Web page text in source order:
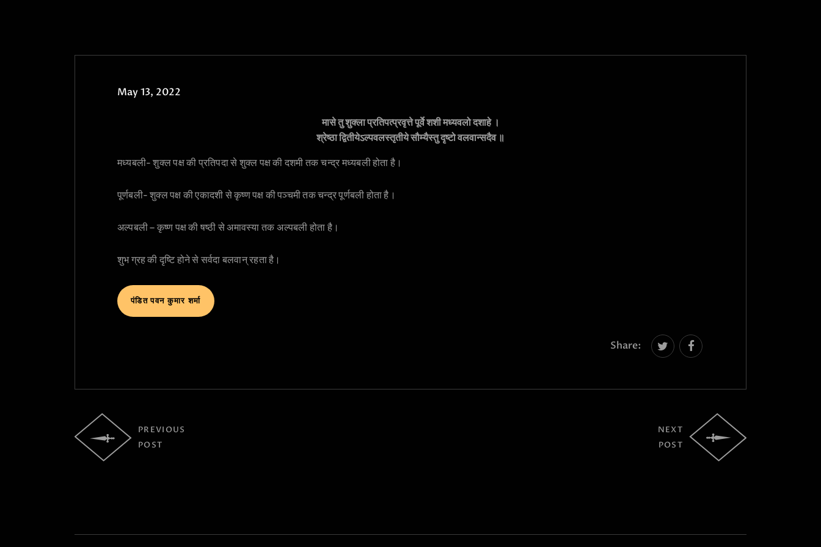
May 13, 2022
मासे तु शुक्ला प्रतिपत्प्रवृत्ते पूर्वे शशी मध्यवलो दशाहे ।
मध्यबली- शुक्ल पक्ष की प्रतिपदा से शुक्ल पक्ष की दशमी तक चन्द्र मध्यबली होता है।
पूर्णबली- शुक्ल पक्ष की एकादशी से कृष्ण पक्ष की पञ्चमी तक चन्द्र पूर्णबली होता है।
अल्पबली – कृष्ण पक्ष की षष्ठी से अमावस्या तक अल्पबली होता है।
शुभ ग्रह की दृष्टि होने से सर्वदा बलवान् रहता है।
पंडित पवन कुमार शर्मा
Share:
PREVIOUS
POST
NEXT
POST